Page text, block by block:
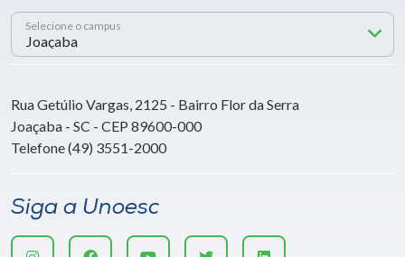
Selecione o campus
Rua Getúlio Vargas, 2125 - Bairro Flor da Serra
Joaçaba - SC - CEP 89600-000
Telefone (49) 3551-2000
Siga a Unoesc